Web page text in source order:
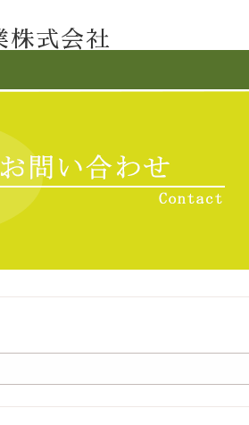
株式会社